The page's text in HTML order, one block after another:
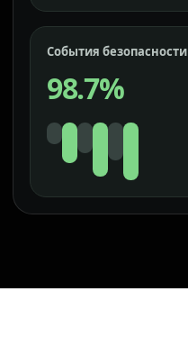
События безопасности
98.7%